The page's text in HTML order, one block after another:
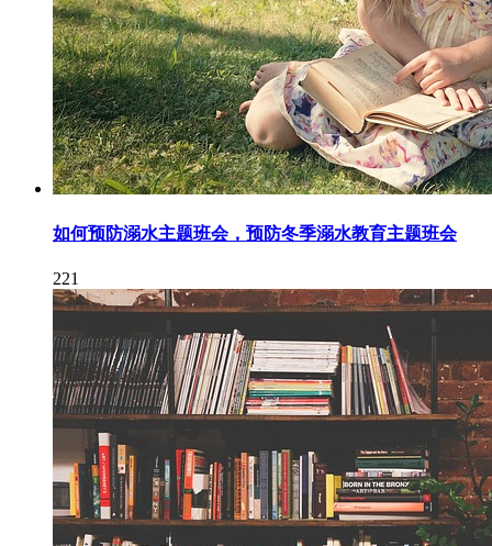
如何预防溺水主题班会，预防冬季溺水教育主题班会
221